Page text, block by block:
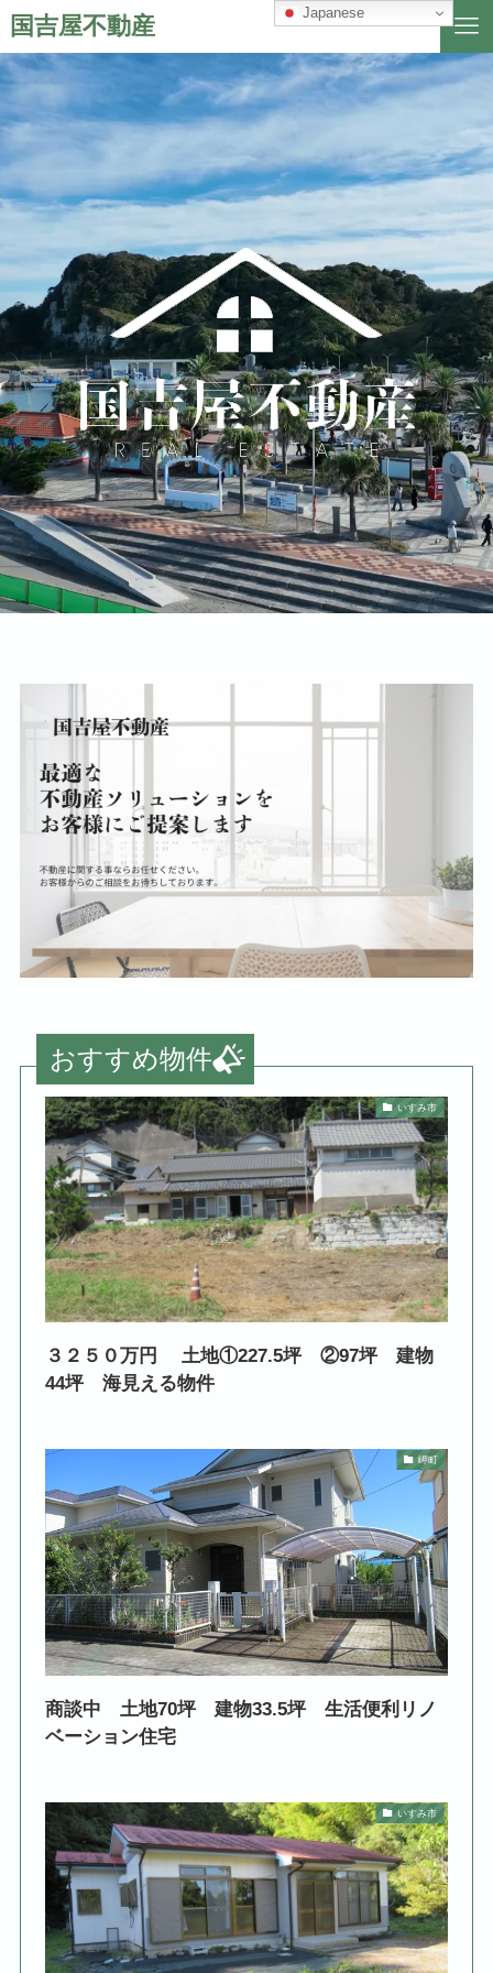
国吉屋不動産
おすすめ物件
いすみ市
３２５０万円 土地①227.5坪 ②97坪 建物
44坪 海見える物件
岬町
商談中 土地70坪 建物33.5坪 生活便利リノ
ベーション住宅
いすみ市
Japanese